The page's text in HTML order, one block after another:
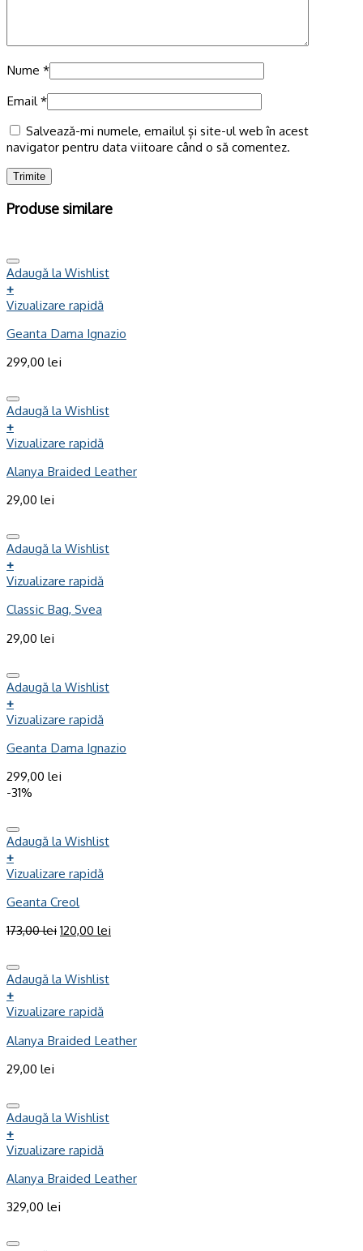
Nume *
Email *
Salvează-mi numele, emailul și site-ul web în acest
navigator pentru data viitoare când o să comentez.
Produse similare
Adaugă la Wishlist
+
Vizualizare rapidă
Geanta Dama Ignazio
299,00 lei
Adaugă la Wishlist
+
Vizualizare rapidă
Alanya Braided Leather
29,00 lei
Adaugă la Wishlist
+
Vizualizare rapidă
Classic Bag, Svea
29,00 lei
Adaugă la Wishlist
+
Vizualizare rapidă
Geanta Dama Ignazio
299,00 lei
-31%
Adaugă la Wishlist
+
Vizualizare rapidă
Geanta Creol
173,00lei 120,00 lei
Adaugă la Wishlist
+
Vizualizare rapidă
Alanya Braided Leather
29,00 lei
Adaugă la Wishlist
+
Vizualizare rapidă
Alanya Braided Leather
329,00 lei